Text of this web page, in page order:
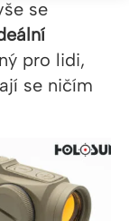
se
pro lidi,
se ničím